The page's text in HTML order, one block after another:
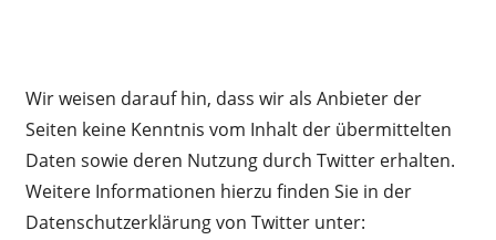
Wir weisen darauf hin, dass wir als Anbieter der
Seiten keine Kenntnis vom Inhalt der übermittelten
Daten sowie deren Nutzung durch Twitter erhalten.
Weitere Informationen hierzu finden Sie in der
Datenschutzerklärung von Twitter unter: